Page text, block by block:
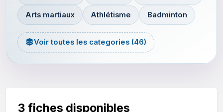
Arts martiaux Athlétisme Badminton
Voir toutes les categories (46)
3 fiches disponibles